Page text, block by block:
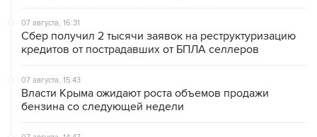
07 августа, 16:31
Сбер получил 2 тысячи заявок на реструктуризацию
кредитов от пострадавших от БПЛА селлеров
07 августа, 15:43
Власти Крыма ожидают роста объемов продажи
бензина со следующей недели